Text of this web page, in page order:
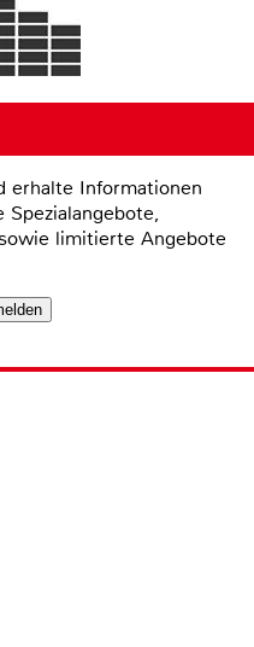
erhalte Informationen
Spezialangebote,
limitierte Angebote